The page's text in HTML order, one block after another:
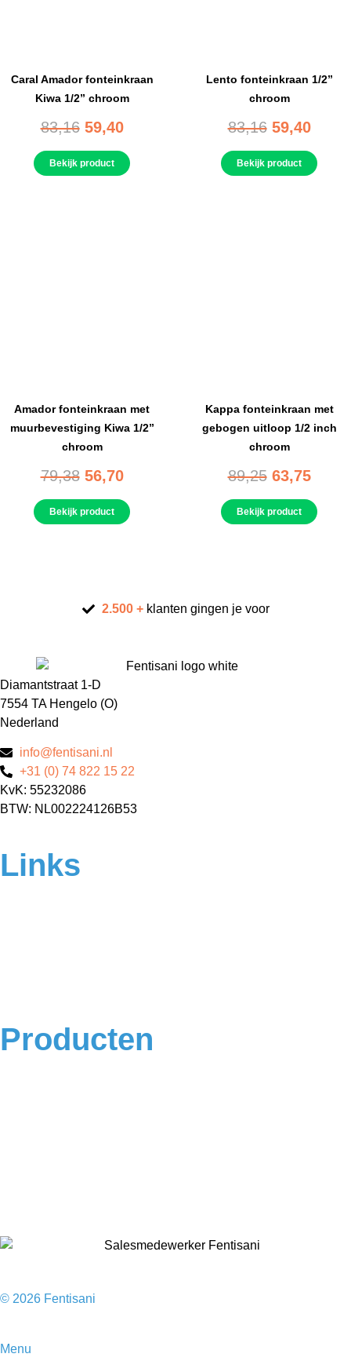
Caral Amador fonteinkraan
Kiwa 1/2” chroom
83,16 59,40
Bekijk product
Lento fonteinkraan 1/2”
chroom
83,16 59,40
Bekijk product
Amador fonteinkraan met
muurbevestiging Kiwa 1/2”
chroom
79,38 56,70
Bekijk product
Kappa fonteinkraan met
gebogen uitloop 1/2 inch
chroom
89,25 63,75
Bekijk product
2.500 +klanten gingen je voor
Diamantstraat 1-D
7554 TA Hengelo (O)
Nederland
info@fentisani.nl
+31 (0) 74 822 15 22
KvK: 55232086
BTW: NL002224126B53
Links
Producten
© 2026 Fentisani
Menu